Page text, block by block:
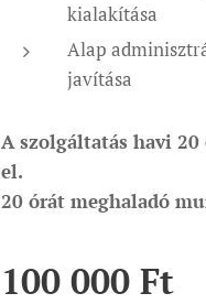
kialakítása
Alap
javítása
A szolgáltatás havi
el.
20 órát meghaladó
100 000 Ft